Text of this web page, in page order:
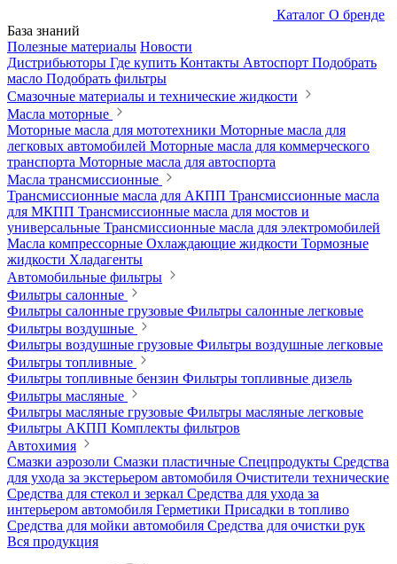
Каталог О бренде
База знаний
Полезные материалы Новости
Дистрибьюторы Где купить Контакты Автоспорт Подобрать
масло Подобрать фильтры
Смазочные материалы и технические жидкости
Масла моторные
Моторные масла для мототехники Моторные масла для
легковых автомобилей Моторные масла для коммерческого
транспорта Моторные масла для автоспорта
Масла трансмиссионные
Трансмиссионные масла для АКПП Трансмиссионные масла
для МКПП Трансмиссионные масла для мостов и
универсальные Трансмиссионные масла для электромобилей
Масла компрессорные Охлаждающие жидкости Тормозные
жидкости Хладагенты
Автомобильные фильтры
Фильтры салонные
Фильтры салонные грузовые Фильтры салонные легковые
Фильтры воздушные
Фильтры воздушные грузовые Фильтры воздушные легковые
Фильтры топливные
Фильтры топливные бензин Фильтры топливные дизель
Фильтры масляные
Фильтры масляные грузовые Фильтры масляные легковые
Фильтры АКПП Комплекты фильтров
Автохимия
Смазки аэрозоли Смазки пластичные Спецпродукты Средства
для ухода за экстерьером автомобиля Очистители технические
Средства для стекол и зеркал Средства для ухода за
интерьером автомобиля Герметики Присадки в топливо
Средства для мойки автомобиля Средства для очистки рук
Вся продукция